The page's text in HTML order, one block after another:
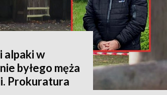
alpaki w
byłego męża
Prokuratura